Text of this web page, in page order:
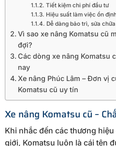
Tiết kiệm chi phí đầu tư
Hiệu suất làm việc ổn
Dễ dàng bảo trì, sửa chữa
Vì sao xe nâng Komatsu cũ
đợi?
Các dòng xe nâng Komatsu
nay
Xe nâng Phúc Lâm – Đơn vị
Komatsu cũ uy tín
Xe nâng Komatsu cũ –
Khi nhắc đến các thương
giới, Komatsu luôn là cái tên